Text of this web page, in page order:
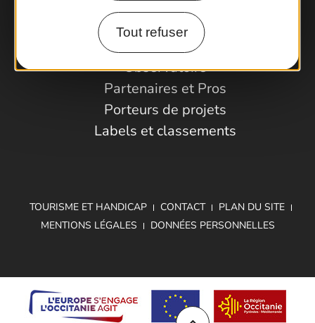
Tout refuser
Espace Pro
Observatoire
Partenaires et Pros
Porteurs de projets
Labels et classements
TOURISME ET HANDICAP CONTACT
PLAN DU SITE
MENTIONS LÉGALES
DONNÉES PERSONNELLES